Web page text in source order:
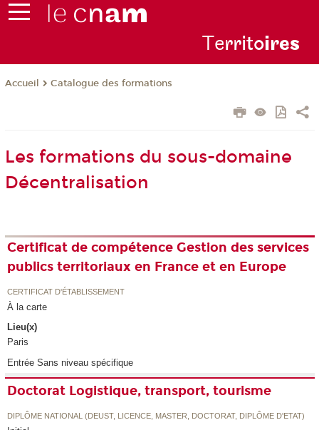
Territoires
Accueil Catalogue des formations
Les formations du sous-domaine
Décentralisation
Certificat de compétence Gestion des services
publics territoriaux en France et en Europe
CERTIFICAT D'ÉTABLISSEMENT
À la carte
Lieu(x)
Paris
Entrée Sans niveau spécifique
Doctorat Logistique, transport, tourisme
DIPLÔME NATIONAL (DEUST, LICENCE, MASTER, DOCTORAT, DIPLÔME D'ETAT)